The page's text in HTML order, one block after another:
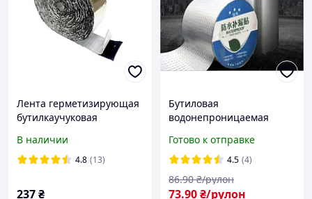
Лента герметизирующая
бутилкаучуковая
фольгированная
50ммх12м
В наличии
4.8 (13)
237₴
Бутиловая
водонепроницаемая
фольгой на
самоклеющейся основе, 5
см*4,8 м (1 мм)
Готово к отправке
4.5 (4)
73.90₴/рулон
86.90 ₴/рулон